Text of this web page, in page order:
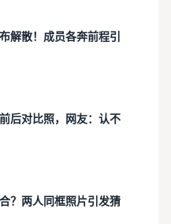
解散！成员各奔前程引
后对比照，网友：认不
？两人同框照片引发猜